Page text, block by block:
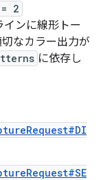
2
インに線形トー
なカラー出力が
に依存し